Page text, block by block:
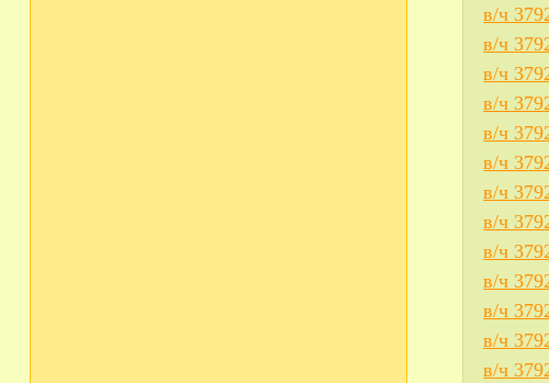
в/ч
в/ч
в/ч
в/ч
в/ч
в/ч
в/ч
в/ч
в/ч
в/ч
в/ч
в/ч
в/ч